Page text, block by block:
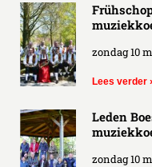
zondag 10
Lees verder
Leden
zondag 10